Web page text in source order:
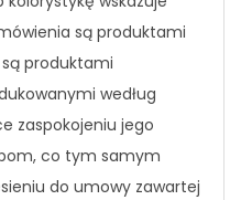
są produktami
produktami
według
zaspokojeniu jego
co tym samym
do umowy zawartej